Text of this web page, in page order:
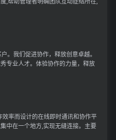
。我们促进协作，释放创意卓越。
专业人才。体验协作的力量，释放
率而设计的在线即时通讯和协作平
中在一个地方,实现无缝连接。主要